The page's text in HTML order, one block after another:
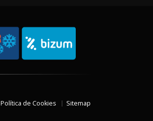
Política de Cookies Sitemap